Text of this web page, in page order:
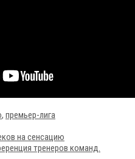
, премьер-лига
на сенсацию
тренеров команд.